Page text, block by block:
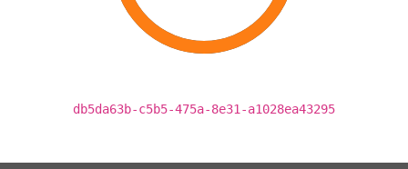
db5da63b-c5b5-475a-8e31-a1028ea43295